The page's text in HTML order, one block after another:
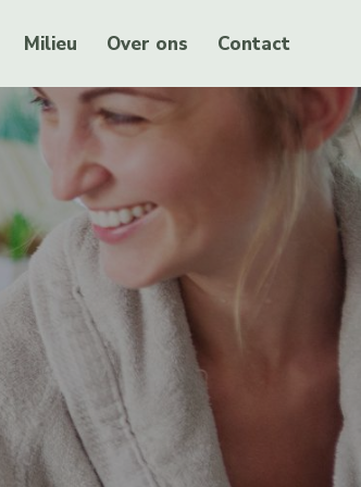
Milieu Over ons Contact